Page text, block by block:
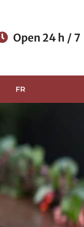
Open 24 h / 7
FR